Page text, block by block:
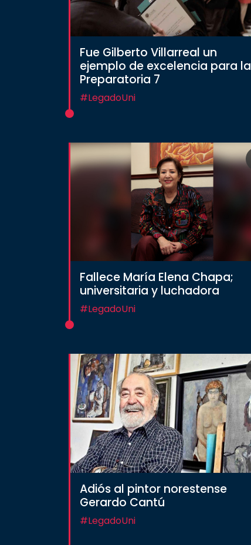
SUSTENTABILIDADFue Gilberto Villarreal un
ejemplo de excelencia para la
Preparatoria 7
#LegadoUni
Fallece María Elena Chapa;
universitaria y luchadora
#LegadoUni
Adiós al pintor norestense
Gerardo Cantú
#LegadoUni